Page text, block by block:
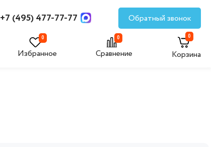
+7 (495) 477-77-77 Обратный звонок
0
Избранное
0
Сравнение
0
Корзина